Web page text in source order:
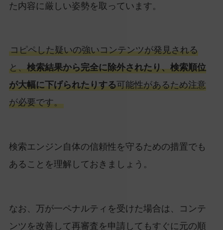
た内容に厳しい姿勢を取っています。
コピペした疑いの強いコンテンツが発見される
と、検索結果から完全に除外されたり、検索順位
が大幅に下げられたりする可能性があるため注意
が必要です。
検索エンジン自体の信頼性を守るための措置でも
あることを理解しておきましょう。
なお、万が一ペナルティを受けた場合は、コンテ
ンツを改善して再審査を申請してもすぐに元の順